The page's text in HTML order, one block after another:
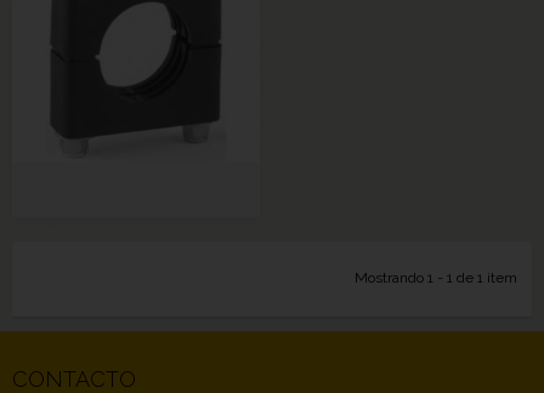
Mostrando 1 - 1 de 1 item
CONTACTO